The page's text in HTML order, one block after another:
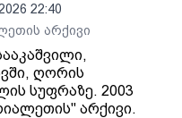
22:40
არქივი
ღორის
სუფრაზე. 2003
არქივი.